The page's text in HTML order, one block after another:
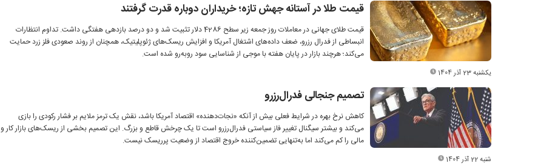
قیمت طلا در آستانه جهش تازه؛ خریداران دوباره قدرت گرفتند
قیمت طلای جهانی در معاملات روز جمعه زیر سطح 4286 دلار تثبیت شد و دو درصد بازدهی هفتگی داشت. تداوم انتظارات
انبساطی از فدرال رزرو، ضعف داده‌های اشتغال آمریکا و افزایش ریسک‌های ژئوپلیتیک، همچنان از روند صعودی فلز زرد حمایت
می‌کند؛ هرچند بازار در پایان هفته با موجی از شناسایی سود روبه‌رو شده است.
یکشنبه 23 آذر 1404
تصمیم جنجالی فدرال‌رزرو
کاهش نرخ بهره در شرایط فعلی بیش از آنکه «نجات‌دهنده» اقتصاد آمریکا باشد، نقش یک ترمز ملایم بر فشار رکودی را بازی
می‌کند و بیشتر سیگنال تغییر فاز سیاستی فدرال‌رزرو است تا یک چرخش قاطع و بزرگ. این تصمیم بخشی از ریسک‌های بازار کار و
مالی را کم می‌کند اما به‌تنهایی تضمین‌کننده خروج اقتصاد از وضعیت پرریسک نیست.
شنبه 22 آذر 1404